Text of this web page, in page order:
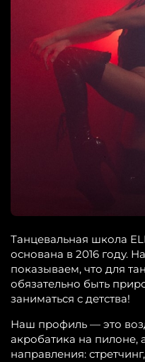
Танцевальная школа
основана в 2016 году.
показываем, что для
обязательно быть
заниматься с детства!
Наш профиль — это
акробатика на пилоне,
направления: